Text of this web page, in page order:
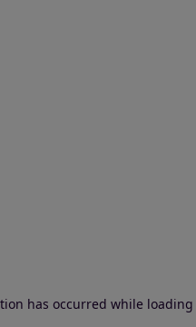
has occurred while loading